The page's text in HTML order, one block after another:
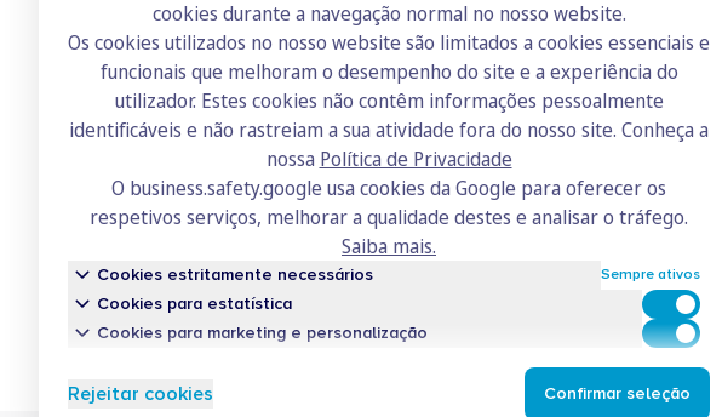
cookies durante a navegação normal no nosso website.
Os cookies utilizados no nosso website são limitados a cookies essenciais e
funcionais que melhoram o desempenho do site e a experiência do
utilizador. Estes cookies não contêm informações pessoalmente
identificáveis e não rastreiam a sua atividade fora do nosso site. Conheça a
nossa Política de Privacidade
O business.safety.google usa cookies da Google para oferecer os
respetivos serviços, melhorar a qualidade destes e analisar o tráfego.
Saiba mais.
Cookies estritamente necessários Sempre ativos
Cookies para estatística Cookies
Cookies para marketing e personalização Cookies
Rejeitar cookies Confirmar seleção
Conheça o
Um serviço integrado, com
Contactos
Recrutamento
Academia
Junte-se à Rede
Consulte todos os